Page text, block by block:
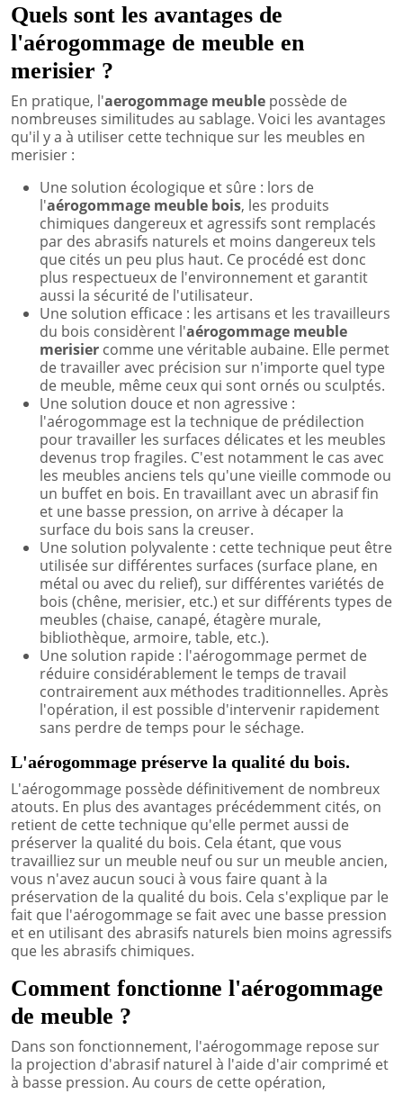
Quels sont les avantages de
l'aérogommage de meuble en
merisier ?
En pratique, l'aerogommage meuble possède de
nombreuses similitudes au sablage. Voici les avantages
qu'il y a à utiliser cette technique sur les meubles en
merisier :
Une solution écologique et sûre : lors de
l'aérogommage meuble bois, les produits
chimiques dangereux et agressifs sont remplacés
par des abrasifs naturels et moins dangereux tels
que cités un peu plus haut. Ce procédé est donc
plus respectueux de l'environnement et garantit
aussi la sécurité de l'utilisateur.
Une solution efficace : les artisans et les travailleurs
du bois considèrent l'aérogommage meuble
merisier comme une véritable aubaine. Elle permet
de travailler avec précision sur n'importe quel type
de meuble, même ceux qui sont ornés ou sculptés.
Une solution douce et non agressive :
l'aérogommage est la technique de prédilection
pour travailler les surfaces délicates et les meubles
devenus trop fragiles. C'est notamment le cas avec
les meubles anciens tels qu'une vieille commode ou
un buffet en bois. En travaillant avec un abrasif fin
et une basse pression, on arrive à décaper la
surface du bois sans la creuser.
Une solution polyvalente : cette technique peut être
utilisée sur différentes surfaces (surface plane, en
métal ou avec du relief), sur différentes variétés de
bois (chêne, merisier, etc.) et sur différents types de
meubles (chaise, canapé, étagère murale,
bibliothèque, armoire, table, etc.).
Une solution rapide : l'aérogommage permet de
réduire considérablement le temps de travail
contrairement aux méthodes traditionnelles. Après
l'opération, il est possible d'intervenir rapidement
sans perdre de temps pour le séchage.
L'aérogommage préserve la qualité du bois.
L'aérogommage possède définitivement de nombreux
atouts. En plus des avantages précédemment cités, on
retient de cette technique qu'elle permet aussi de
préserver la qualité du bois. Cela étant, que vous
travailliez sur un meuble neuf ou sur un meuble ancien,
vous n'avez aucun souci à vous faire quant à la
préservation de la qualité du bois. Cela s'explique par le
fait que l'aérogommage se fait avec une basse pression
et en utilisant des abrasifs naturels bien moins agressifs
que les abrasifs chimiques.
Comment fonctionne l'aérogommage
de meuble ?
Dans son fonctionnement, l'aérogommage repose sur
la projection d'abrasif naturel à l'aide d'air comprimé et
à basse pression. Au cours de cette opération,